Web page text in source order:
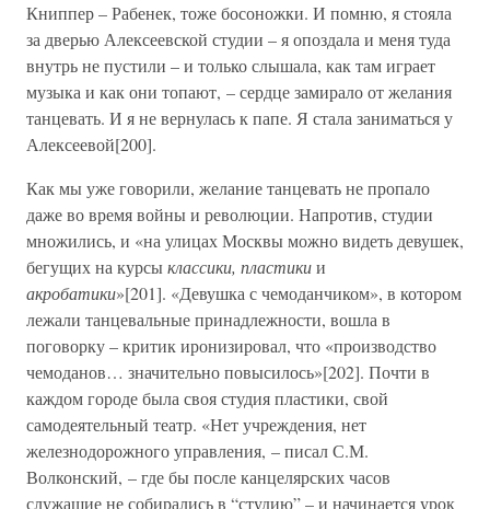
Книппер – Рабенек, тоже босоножки. И помню, я стояла
за дверью Алексеевской студии – я опоздала и меня туда
внутрь не пустили – и только слышала, как там играет
музыка и как они топают, – сердце замирало от желания
танцевать. И я не вернулась к папе. Я стала заниматься у
Алексеевой[200].
Как мы уже говорили, желание танцевать не пропало
даже во время войны и революции. Напротив, студии
множились, и «на улицах Москвы можно видеть девушек,
бегущих на курсыклассики, пластикии
акробатики»[201]. «Девушка с чемоданчиком», в котором
лежали танцевальные принадлежности, вошла в
поговорку – критик иронизировал, что «производство
чемоданов… значительно повысилось»[202]. Почти в
каждом городе была своя студия пластики, свой
самодеятельный театр. «Нет учреждения, нет
железнодорожного управления, – писал С.М.
Волконский, – где бы после канцелярских часов
служащие не собирались в “студию” – и начинается урок